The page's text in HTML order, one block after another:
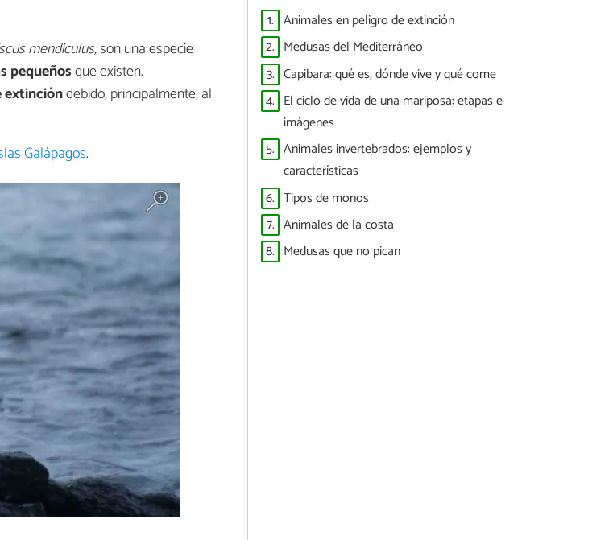
mendiculus, son una especie
pequeñosque existen.
extincióndebido, principalmente, al
Galápagos.
1. Animales en peligro de extinción
2. Medusas del Mediterráneo
3. Capibara: qué es, dónde vive y qué come
4. El ciclo de vida de una mariposa: etapas e
imágenes
5. Animales invertebrados: ejemplos y
características
6. Tipos de monos
7. Animales de la costa
8. Medusas que no pican